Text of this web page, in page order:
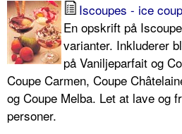
Iscoupes - ice
En opskrift på
varianter. Inkluderer
på Vaniljeparfait og
Coupe Carmen, Coupe
og Coupe Melba. Let at lave og
personer.